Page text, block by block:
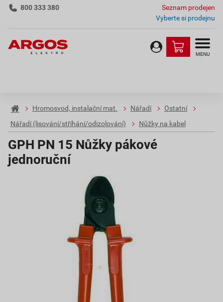
800 333 380
Seznam prodejen
Vyberte si prodejnu
MENU
Hromosvod, instalační mat. Nářadí
Ostatní
Nářadí (lisování/stříhání/odizolování)
Nůžky na kabel
GPH PN 15 Nůžky pákové
jednoruční